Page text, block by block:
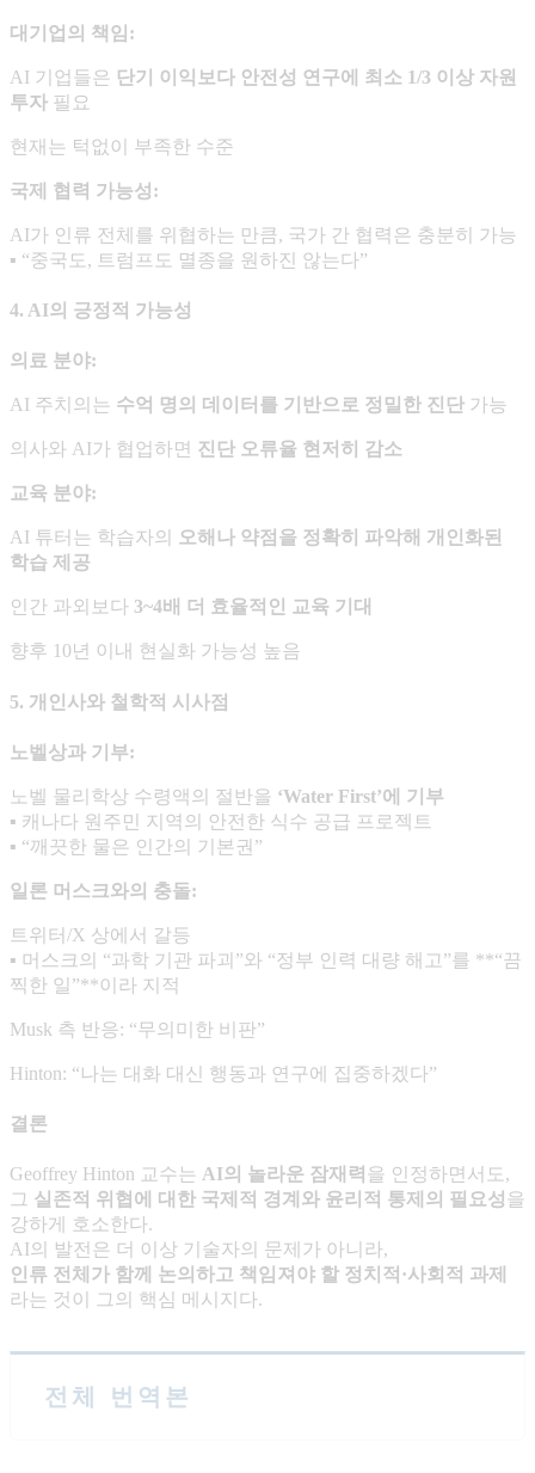
대기업의 책임 :
AI 기업들은 단기 이익보다 안전성 연구에 최소 1/3 이상 자원
투자 필요
현재는 턱없이 부족한 수준
국제 협력 가능성:
AI가 인류 전체를 위협하는 만큼, 국가 간 협력은 충분히 가능
▪ “중국도, 트럼프도 멸종을 원하진 않는다”
4. AI의 긍정적 가능성
의료 분야:
AI 주치의는 수억 명의 데이터를 기반으로 정밀한 진단 가능
의사와 AI가 협업하면 진단 오류율 현저히 감소
교육 분야:
AI 튜터는 학습자의
오해나 약점을 정확히 파악해 개인화된
학습 제공
인간 과외보다 3~4배 더 효율적인 교육 기대
향후 10년 이내 현실화 가능성 높음
5. 개인사와 철학적 시사점
노벨상과 기부:
노벨 물리학상 수령액의 절반을 ‘Water First’에 기부
▪ 캐나다 원주민 지역의 안전한 식수 공급 프로젝트
▪ “깨끗한 물은 인간의 기본권”
일론 머스크와의 충돌:
트위터/X 상에서 갈등
▪ 머스크의 “과학 기관 파괴”와 “정부 인력 대량 해고”를 **“끔
찍한 일”**이라 지적
Musk 측 반응: “무의미한 비판”
Hinton: “나는 대화 대신 행동과 연구에 집중하겠다”
결론
Geoffrey Hinton 교수는 AI의 놀라운 잠재력 을 인정하면서도,
그 실존적 위협에 대한 국제적 경계와 윤리적 통제의 필요성 을
강하게 호소한다.
AI의 발전은 더 이상 기술자의 문제가 아니라,
인류 전체가 함께 논의하고 책임져야 할 정치적 ·사회적 과제
라는 것이 그의 핵심 메시지다.
전체 번역본